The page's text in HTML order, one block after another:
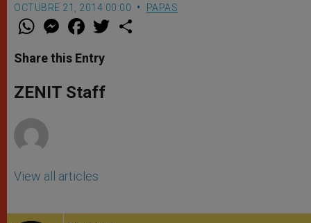
OCTUBRE 21, 2014 00:00 PAPAS
W
t
s
p
p
M
e
s
e
g
e
F
a
e
b
o
k
w
Share this Entry
ZENIT Staff
View all articles